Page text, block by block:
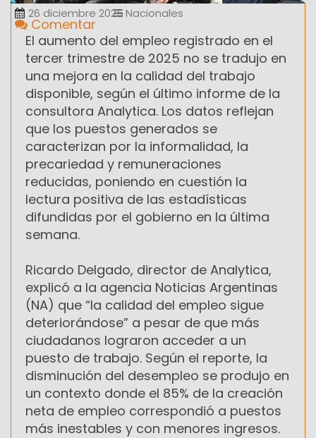
26 diciembre 2025Nacionales
Comentar
El aumento del empleo registrado en el
tercer trimestre de 2025 no se tradujo en
una mejora en la calidad del trabajo
disponible, según el último informe de la
consultora Analytica. Los datos reflejan
que los puestos generados se
caracterizan por la informalidad, la
precariedad y remuneraciones
reducidas, poniendo en cuestión la
lectura positiva de las estadísticas
difundidas por el gobierno en la última
semana.
Ricardo Delgado, director de Analytica,
explicó a la agencia Noticias Argentinas
(NA) que “la calidad del empleo sigue
deteriorándose” a pesar de que más
ciudadanos lograron acceder a un
puesto de trabajo. Según el reporte, la
disminución del desempleo se produjo en
un contexto donde el 85% de la creación
neta de empleo correspondió a puestos
más inestables y con menores ingresos.